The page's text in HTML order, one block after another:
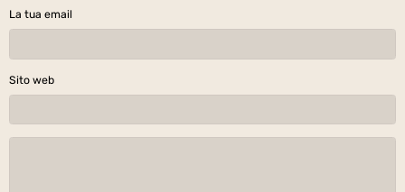
La tua email
Sito web